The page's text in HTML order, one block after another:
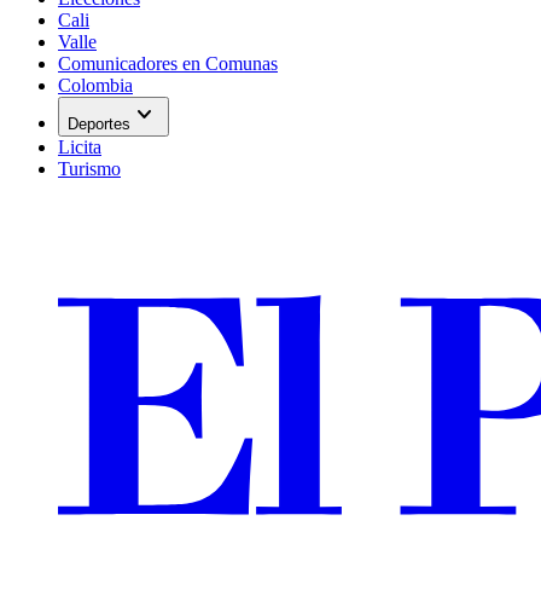
Cali
Valle
Comunicadores en Comunas
Colombia
Deportes expand_more
Licita
Turismo